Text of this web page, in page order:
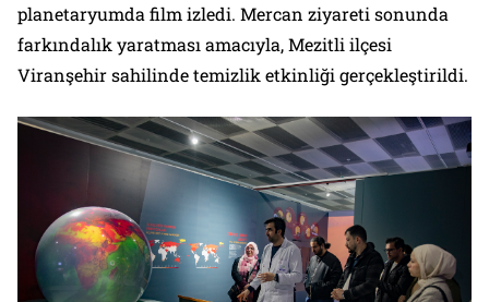
planetaryumda film izledi. Mercan ziyareti sonunda
farkındalık yaratması amacıyla, Mezitli ilçesi
Viranşehir sahilinde temizlik etkinliği gerçekleştirildi.